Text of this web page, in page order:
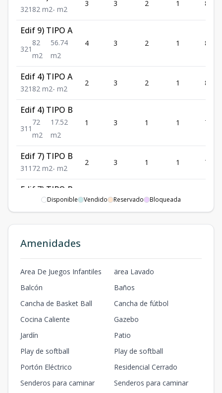
321 82 m2- m2
3 3 2 1 82
Edif 9) TIPO A
321
82
m2
56.74
m2
4 3 2 1 82
Edif 4) TIPO A
321 82 m2- m2
2 3 2 1 82
Edif 4) TIPO B
31 1
72
m2
17.52
m2
1 3 1 1 72
Edif 7) TIPO B
31 1 72 m2- m2
2 3 1 1 72
Edif 7) TIPO B
m2-m2
3 3 1 1
Edif 14) TIPO
72
m2
17.52
m2
3
72
m2
m2
3
31172
3
3 11 72m2-m2
3 1 1
Disponible Vendido Reservado Bloqueada
Amenidades
Area De Juegos Infantiles
ärea Lavado
Balcón
Baños
Cancha de Basket Ball
Cancha de fútbol
Cocina Caliente
Gazebo
Jardín
Patio
Play de softball
Play de softball
Portón Eléctrico
Residencial Cerrado
Senderos para caminar
Senderos para caminar